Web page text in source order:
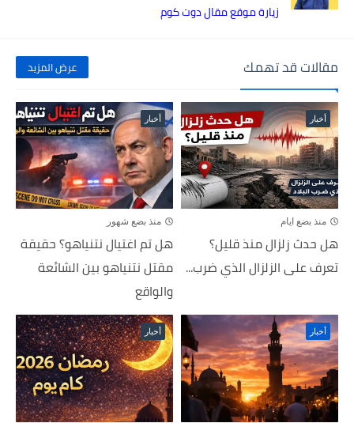
زيارة موقع مقال دوت كوم
مقالات قد تهمك عرض المزيد
أخبار
منذ بضع ايام
هل حدث زلزال منذ قليل؟
تعرف على الزلزال الذي ضرب...
أخبار
منذ بضع شهور
هل تم اغتيال نتنياهو؟ حقيقة
مقتل نتنياهو بين الشائعة
والواقع
أخبار أخبار